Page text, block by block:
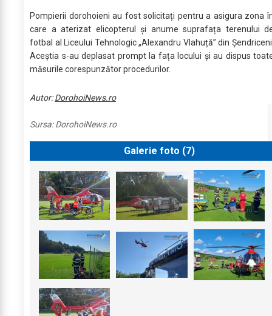
Pompierii dorohoieni au fost solicitați pentru a asigura zona
care a aterizat elicopterul și anume suprafața terenului
fotbal al Liceului Tehnologic „Alexandru Vlahuță” din
Aceștia s-au deplasat prompt la fața locului și au dispus
măsurile corespunzător procedurilor.
Autor:DorohoiNews.ro
Sursa:DorohoiNews.ro
Galerie foto (7)